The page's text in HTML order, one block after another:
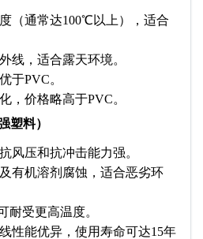
（通常达100℃以上），适合
线，适合露天环境。​
于PVC。
，价格略高于PVC。
塑料）​
风压和抗冲击能力强。
有机溶剂腐蚀，适合恶劣环
耐受更高温度。
性能优异，使用寿命可达15年